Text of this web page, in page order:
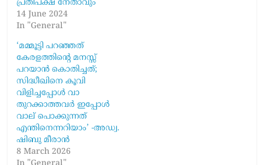
പ്രതിപക്ഷ നേതാവും
14 June 2024
In "General"
‘മമ്മൂട്ടി പറഞ്ഞത്
കേരളത്തിന്റെ മനസ്സ്
പറയാൻ കൊതിച്ചത്;
സിദ്ധീഖിനെ കൂവി
വിളിച്ചപ്പോൾ വാ
തുറക്കാത്തവർ ഇപ്പോൾ
വാല് പൊക്കുന്നത്
എന്തിനെന്നറിയാം’ -അഡ്വ.
ഷിബു മീരാൻ
8 March 2026